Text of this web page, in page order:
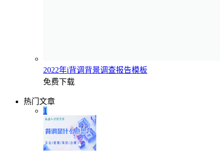
2022年i背调背景调查报告模板
免费下载
热门文章
1